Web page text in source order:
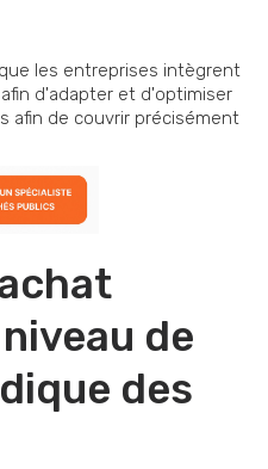
les entreprises intègrent
d'adapter et d'optimiser
afin de couvrir précisément
de
des